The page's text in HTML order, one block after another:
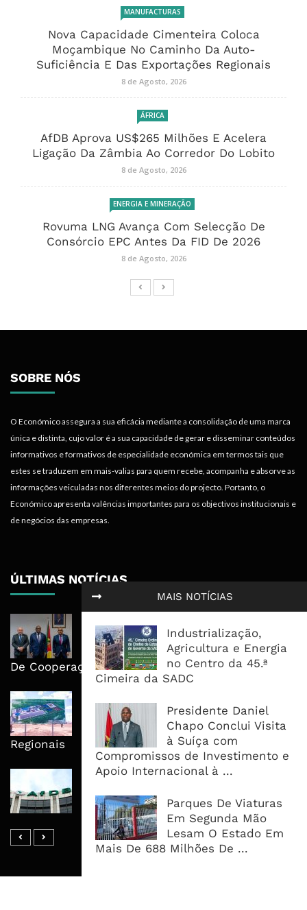
MAIS NOTÍCIAS
Industrialização,
Agricultura e Energia
no Centro da 45.ª
Cimeira da SADC
Presidente Daniel
Chapo Conclui Visita
à Suíça com
Compromissos de Investimento e
Apoio Internacional à ...
Parques De Viaturas
Em Segunda Mão
Lesam O Estado Em
Mais De 688 Milhões De ...
MANUFACTURAS
Nova Capacidade Cimenteira Coloca
Moçambique No Caminho Da Auto-
Suficiência E Das Exportações Regionais
8 de Agosto, 2026
ÁFRICA
AfDB Aprova US$265 Milhões E Acelera
Ligação Da Zâmbia Ao Corredor Do Lobito
8 de Agosto, 2026
ENERGIA E MINERAÇÃO
Rovuma LNG Avança Com Selecção De
Consórcio EPC Antes Da FID De 2026
8 de Agosto, 2026
SOBRE NÓS
O Económico assegura a sua eficácia mediante a consolidação de uma marca
única e distinta, cujo valor é a sua capacidade de gerar e disseminar conteúdos
informativos e formativos de especialidade económica em termos tais que
estes se traduzem em mais-valias para quem recebe, acompanha e absorve as
informações veiculadas nos diferentes meios do projecto. Portanto, o
Económico apresenta valências importantes para os objectivos institucionais e
de negócios das empresas.
ÚLTIMAS NOTÍCIAS
Emprego, Industrialização E
Execução No Centro Da Nova Agenda
De Cooperação
Moçambique No Caminho Da Auto-
Suficiência E Das Exportações
Regionais
AfDB Aprova US$265 Milhões E
Corredor Do Lobito